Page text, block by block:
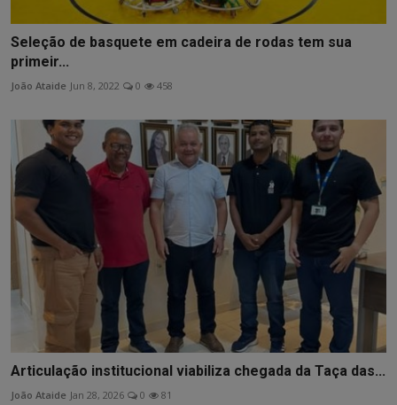
Seleção de basquete em cadeira de rodas tem sua
primeir...
João Ataide Jun 8, 2022 0 458
Articulação institucional viabiliza chegada da Taça das...
João Ataide Jan 28, 2026 0 81